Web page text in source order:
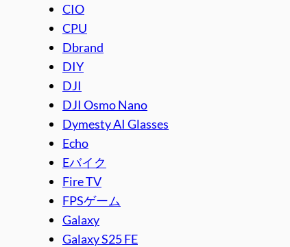
CIO
CPU
Dbrand
DIY
DJI
DJI Osmo Nano
Dymesty AI Glasses
Echo
Eバイク
Fire TV
FPSゲーム
Galaxy
Galaxy S25 FE